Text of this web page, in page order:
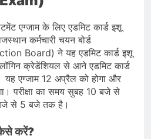
एग्जाम के लिए एडमिट कार्ड इशू
कर्मचारी चयन बोर्ड
Board) ने यह एडमिट कार्ड इशू
क्रेडेंशियल से आने एडमिट कार्ड
एग्जाम 12 अप्रैल को होगा और
परीक्षा का समय सुबह 10 बजे से
से 5 बजे तक है।
कैसे करें?